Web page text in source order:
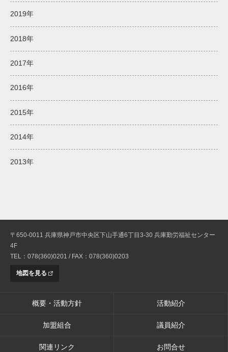
2019年
2018年
2017年
2016年
2015年
2014年
2013年
〒650-0011 兵庫県神戸市中央区下山手通6丁目3-30 兵庫勤労福祉センター
4F
TEL：078(360)0201 / FAX：078(360)0203
地図を見る
概要・活動方針 活動紹介
加盟組合 議員紹介
関連リンク お問合せ